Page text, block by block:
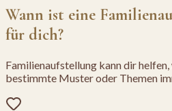
Wann ist eine
für dich?
Familienaufstellung kann dir helfen,
bestimmte Muster oder Themen